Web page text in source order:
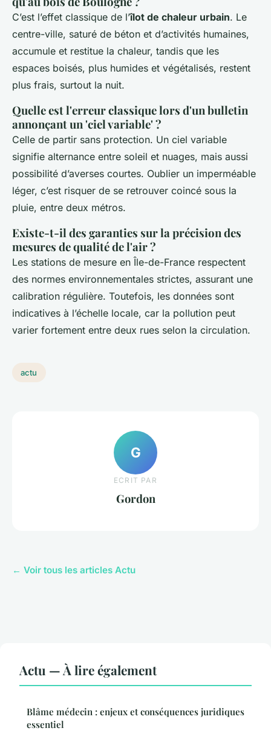
C’est l’effet classique de l’îlot de chaleur urbain. Le
centre-ville, saturé de béton et d’activités humaines,
accumule et restitue la chaleur, tandis que les
espaces boisés, plus humides et végétalisés, restent
plus frais, surtout la nuit.
Quelle est l'erreur classique lors d'un bulletin
annonçant un 'ciel variable' ?
Celle de partir sans protection. Un ciel variable
signifie alternance entre soleil et nuages, mais aussi
possibilité d’averses courtes. Oublier un imperméable
léger, c’est risquer de se retrouver coincé sous la
pluie, entre deux métros.
Existe-t-il des garanties sur la précision des
mesures de qualité de l'air ?
Les stations de mesure en Île-de-France respectent
des normes environnementales strictes, assurant une
calibration régulière. Toutefois, les données sont
indicatives à l’échelle locale, car la pollution peut
varier fortement entre deux rues selon la circulation.
actu
G
ECRIT PAR
Gordon
← Voir tous les articles Actu
Actu — À lire également
Blâme médecin : enjeux et conséquences juridiques
essentiel